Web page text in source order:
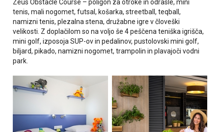
Zeus Obstacle Course – poligon za otroke in odrasle, mini
tenis, mali nogomet, futsal, košarka, streetball, teqball,
namizni tenis, plezalna stena, družabne igre v človeški
velikosti. Z doplačilom so na voljo še 4 peščena teniška igrišča,
mini golf, izposoja SUP-ov in pedalinov, pustolovski mini golf,
biljard, pikado, namizni nogomet, trampolin in plavajoči vodni
park.